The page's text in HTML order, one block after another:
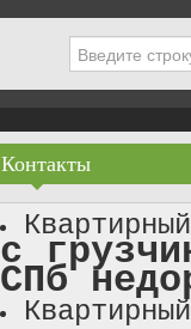
Контакты
Квартирный
с
СПб
Квартирный